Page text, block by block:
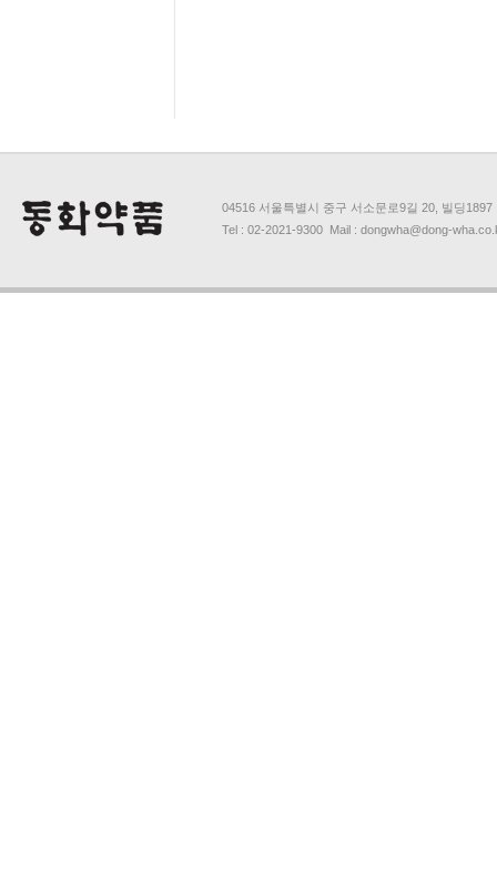
04516 서울특별시 중구 서소문로9길 20, 빌딩1897
Tel : 02-2021-9300 Mail : dongwha@dong-